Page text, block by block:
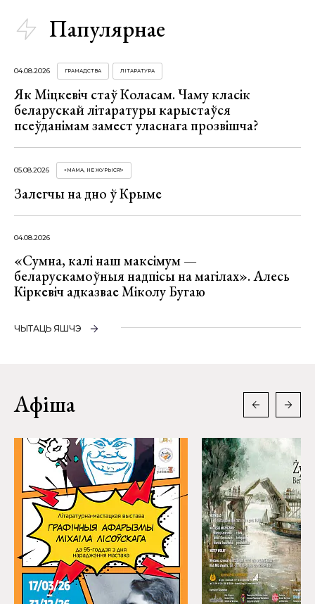
Папулярнае
04.08.2026 ГРАМАДСТВА ЛІТАРАТУРА
Як Міцкевіч стаў Коласам. Чаму класік
беларускай літаратуры карыстаўся
псеўданімам замест уласнага прозвішча?
05.08.2026 «МАМА, НЕ ЖУРЫСЯ!»
Залегчы на дно ў Крыме
04.08.2026
«Сумна, калі наш максімум —
беларускамоўныя надпісы на магілах». Алесь
Кіркевіч адказвае Міколу Бугаю
ЧЫТАЦЬ ЯШЧЭ
Афіша